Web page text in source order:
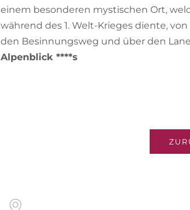
einem besonderen mystischen Ort,
während des 1. Welt-Krieges diente,
den Besinnungsweg und über den
Alpenblick ****s